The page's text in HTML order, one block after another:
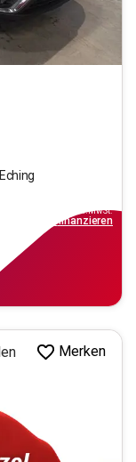
inkl.MwSt.
finanzieren
Merken